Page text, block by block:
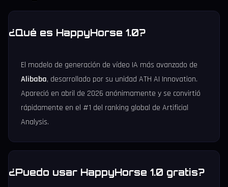
¿Qué es HappyHorse 1.0?
El modelo de generación de vídeo IA más avanzado de
Alibaba, desarrollado por su unidad ATH AI Innovation.
Apareció en abril de 2026 anónimamente y se convirtió
rápidamente en el #1 del ranking global de Artificial
Analysis.
¿Puedo usar HappyHorse 1.0 gratis?